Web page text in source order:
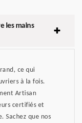
les mains
ce qui
à la fois.
Artisan
certifiés et
Sachez que nos